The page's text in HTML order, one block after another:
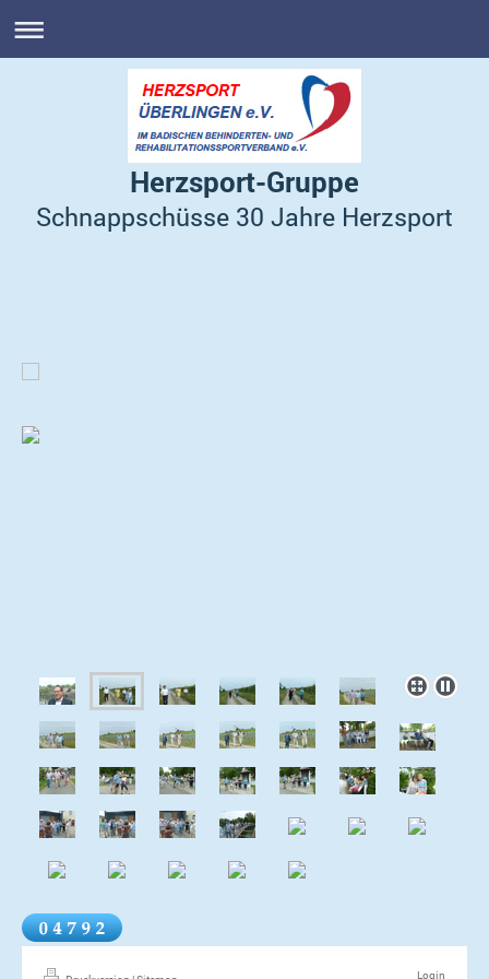
Herzsport-Gruppe
Schnappschüsse 30 Jahre Herzsport
Login